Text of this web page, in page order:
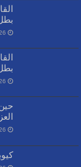
2026
2026
2026